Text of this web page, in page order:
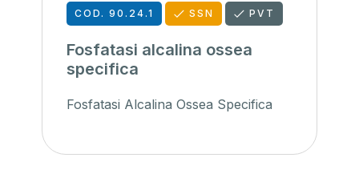
COD. 90.24.1 SSN PVT
Fosfatasi alcalina ossea
specifica
Fosfatasi Alcalina Ossea Specifica